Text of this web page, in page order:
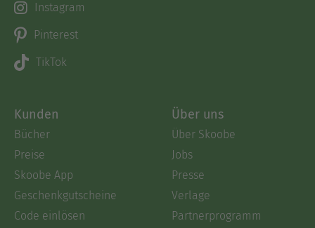
Instagram
Pinterest
TikTok
Kunden
Bücher
Preise
Skoobe App
Geschenkgutscheine
Code einlösen
Über uns
Über Skoobe
Jobs
Presse
Verlage
Partnerprogramm